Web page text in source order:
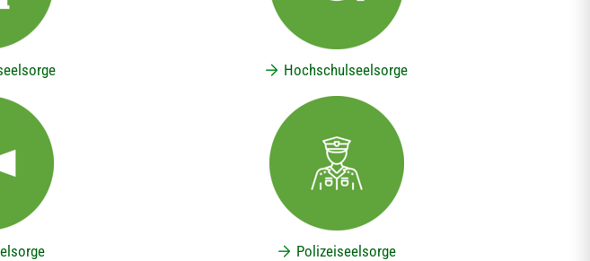
Hochschulseelsorge
Polizeiseelsorge